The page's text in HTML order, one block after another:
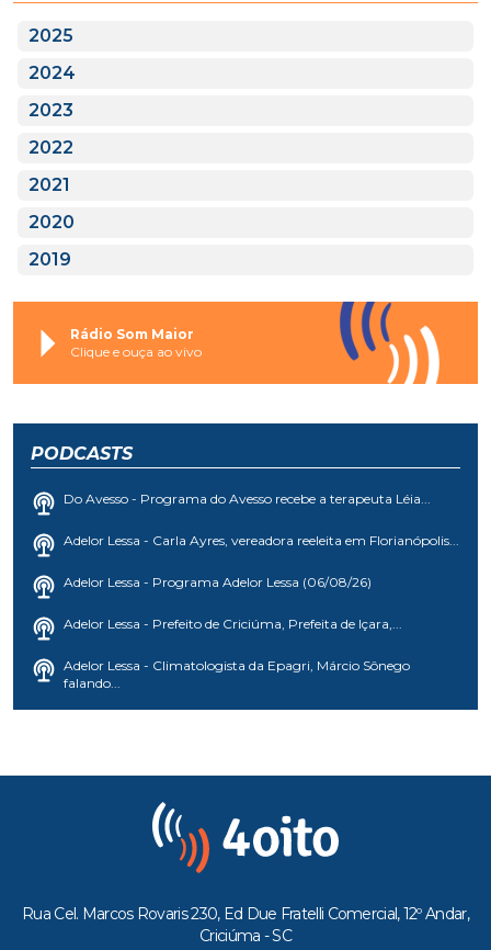
2025
2024
2023
2022
2021
2020
2019
Rádio Som Maior
Clique e ouça ao vivo
PODCASTS
Do Avesso - Programa do Avesso recebe a terapeuta Léia...
Adelor Lessa - Carla Ayres, vereadora reeleita em Florianópolis...
Adelor Lessa - Programa Adelor Lessa (06/08/26)
Adelor Lessa - Prefeito de Criciúma, Prefeita de Içara,...
Adelor Lessa - Climatologista da Epagri, Márcio Sônego
falando...
Rua Cel. Marcos Rovaris 230, Ed Due Fratelli Comercial, 12º Andar,
Criciúma - SC